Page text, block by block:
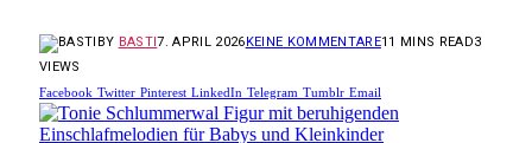
BY BASTI7. APRIL 2026KEINE KOMMENTARE11 MINS READ3
VIEWS
Facebook Twitter Pinterest LinkedIn Telegram Tumblr Email